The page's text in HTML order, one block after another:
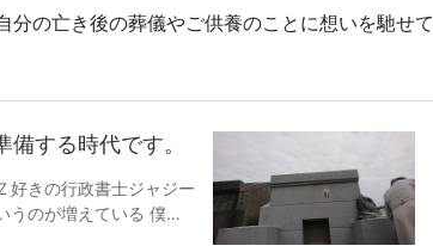
分の亡き後の葬儀やご供養のことに想いを馳せて